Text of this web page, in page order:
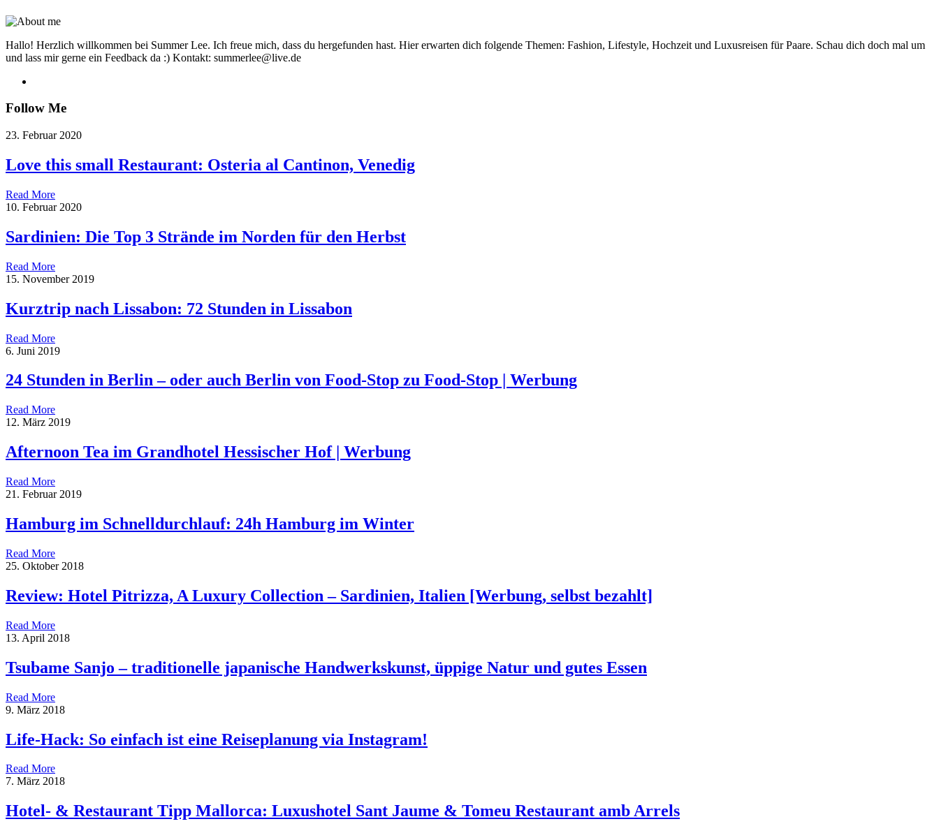
Hallo! Herzlich willkommen bei Summer Lee. Ich freue mich, dass du hergefunden hast. Hier erwarten dich folgende Themen: Fashion, Lifestyle, Hochzeit und Luxusreisen für Paare. Schau dich doch mal um
und lass mir gerne ein Feedback da :) Kontakt: summerlee@live.de
Follow Me
23. Februar 2020
Love this small Restaurant: Osteria al Cantinon, Venedig
Read More
10. Februar 2020
Sardinien: Die Top 3 Strände im Norden für den Herbst
Read More
15. November 2019
Kurztrip nach Lissabon: 72 Stunden in Lissabon
Read More
6. Juni 2019
24 Stunden in Berlin – oder auch Berlin von Food-Stop zu Food-Stop | Werbung
Read More
12. März 2019
Afternoon Tea im Grandhotel Hessischer Hof | Werbung
Read More
21. Februar 2019
Hamburg im Schnelldurchlauf: 24h Hamburg im Winter
Read More
25. Oktober 2018
Review: Hotel Pitrizza, A Luxury Collection – Sardinien, Italien [Werbung, selbst bezahlt]
Read More
13. April 2018
Tsubame Sanjo – traditionelle japanische Handwerkskunst, üppige Natur und gutes Essen
Read More
9. März 2018
Life-Hack: So einfach ist eine Reiseplanung via Instagram!
Read More
7. März 2018
Hotel- & Restaurant Tipp Mallorca: Luxushotel Sant Jaume & Tomeu Restaurant amb Arrels